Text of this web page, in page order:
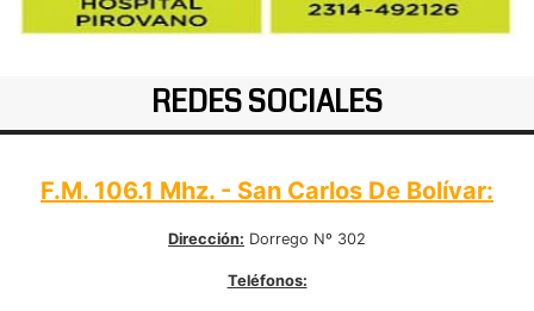
REDES SOCIALES
F.M. 106.1 Mhz. - San Carlos De Bolívar:
Dirección: Dorrego Nº 302
Teléfonos: